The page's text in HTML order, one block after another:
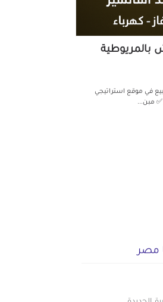
كاش بالمريوطية
في موقع استراتيجي
مصر